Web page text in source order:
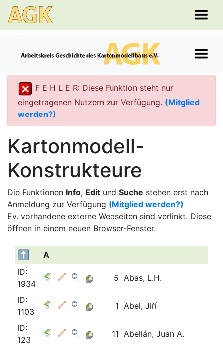
F E H L E R: Diese Funktion steht nur
eingetragenen Nutzern zur Verfügung. (Mitglied
werden?)
Kartonmodell-
Konstrukteure
Die Funktionen Info, Edit und Suche stehen erst nach
Anmeldung zur Verfügung (Mitglied werden?)
Ev. vorhandene externe Webseiten sind verlinkt. Diese
öffnen in einem neuen Browser-Fenster.
A
ID:
1934
5 Abas, L.H.
ID:
1103
1 Abel, Jiří
ID:
123
11 Abellán, Juan A.